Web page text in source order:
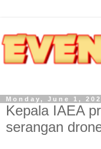
Monday, June 1,
Kepala IAEA
serangan